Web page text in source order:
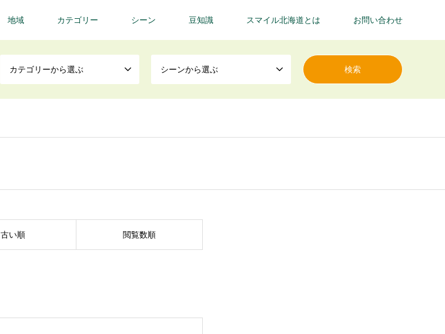
地域 カテゴリー シーン 豆知識 スマイル北海道とは お問い合わせ
カテゴリーから選ぶ シーンから選ぶ
古い順 閲覧数順